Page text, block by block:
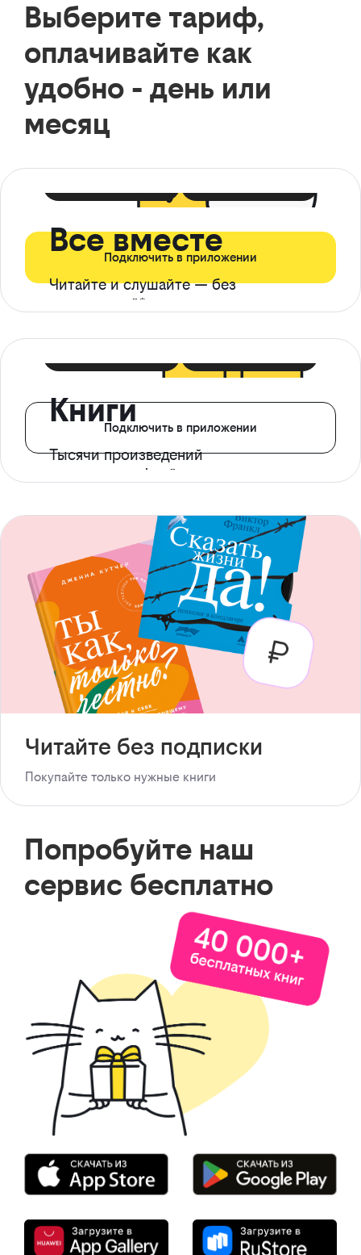
Выберите тариф,
оплачивайте как
удобно - день или
месяц
Все вместе
Читайте и слушайте — без
ограничений*
Подключить в приложении
Книги
Тысячи произведений
с доступом офлайн
Подключить в приложении
Читайте без подписки
Покупайте только нужные книги
Попробуйте наш
сервис бесплатно